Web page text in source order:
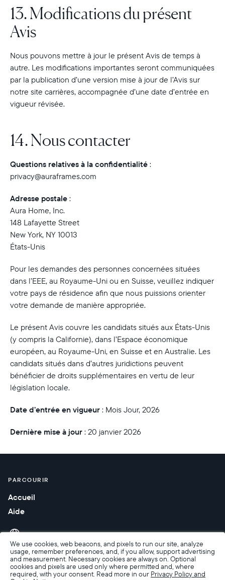
We use cookies, web beacons, and pixels to run our site, analyze
usage, remember preferences, and, if you allow, support advertising
and measurement. Necessary cookies are always on. Optional
cookies and pixels are used only where permitted and, where
required, with your consent. Read more in our Privacy Policy and
13. Modifications du présent
Avis
Nous pouvons mettre à jour le présent Avis de temps à
autre. Les modifications importantes seront communiquées
par la publication d’une version mise à jour de l’Avis sur
notre site carrières, accompagnée d’une date d’entrée en
vigueur révisée.
14. Nous contacter
Questions relatives à la confidentialité :
privacy@auraframes.com
Adresse postale :
Aura Home, Inc.
148 Lafayette Street
New York, NY 10013
États-Unis
Pour les demandes des personnes concernées situées
dans l’EEE, au Royaume-Uni ou en Suisse, veuillez indiquer
votre pays de résidence afin que nous puissions orienter
votre demande de manière appropriée.
Le présent Avis couvre les candidats situés aux États-Unis
(y compris la Californie), dans l’Espace économique
européen, au Royaume-Uni, en Suisse et en Australie. Les
candidats situés dans d’autres juridictions peuvent
bénéficier de droits supplémentaires en vertu de leur
législation locale.
Date d’entrée en vigueur : Mois Jour, 2026
Dernière mise à jour : 20 janvier 2026
PARCOURIR
Accueil
Aide